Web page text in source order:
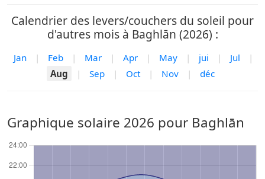
Calendrier des levers/couchers du soleil pour
d'autres mois à Baghlān (2026) :
Jan | Feb | Mar | Apr | May | jui | Jul
|
Aug
| Sep | Oct | Nov | déc
Graphique solaire 2026 pour Baghlān